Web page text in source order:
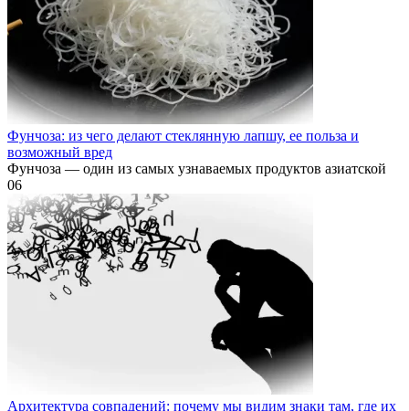
Фунчоза: из чего делают стеклянную лапшу, ее польза и
возможный вред
Фунчоза — один из самых узнаваемых продуктов азиатской
06
Архитектура совпадений: почему мы видим знаки там, где их